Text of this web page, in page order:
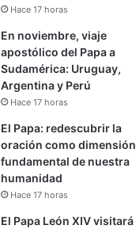
Hace 17 horas
En noviembre, viaje
apostólico del Papa a
Sudamérica: Uruguay,
Argentina y Perú
Hace 17 horas
El Papa: redescubrir la
oración como dimensión
fundamental de nuestra
humanidad
Hace 17 horas
El Papa León XIV visitará